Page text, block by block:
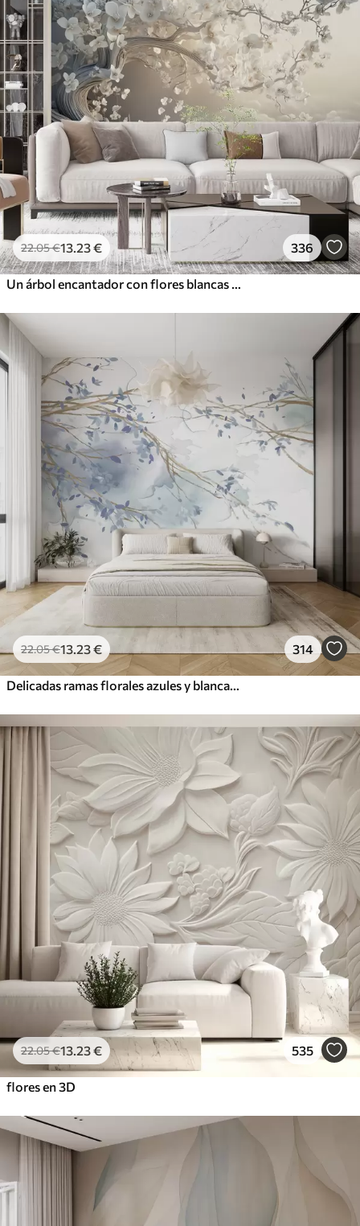
22.05€13 .23€ 336
22.05€13 .23€ 314
22.05€13 .23€ 535
flores en 3D